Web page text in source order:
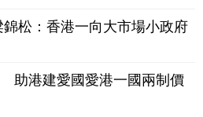
松：香港一向大市場小政府
助港建愛國愛港一國兩制價